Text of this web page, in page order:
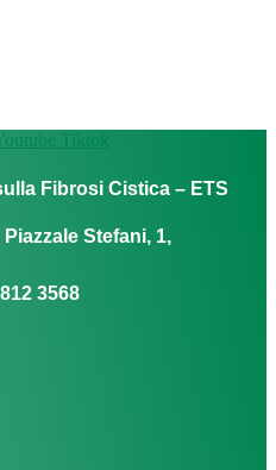
Tiktok
Fibrosi Cistica – ETS
Stefani, 1,
3568